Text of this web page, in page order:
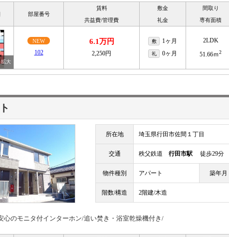
部屋番号
賃料
共益費/管理費
敷金
礼金
間取り
専有面積
NEW
102
6.1万円
2,250円
敷 1ヶ月
礼 0ヶ月
2LDK
51.66ｍ2
所在地 埼玉県行田市佐間１丁目
交通 秩父鉄道 行田市駅 徒歩29分
物件種別 アパート 築年月
階数/構造 2階建/木造
心のモニタ付インターホン/追い焚き・浴室乾燥機付き/